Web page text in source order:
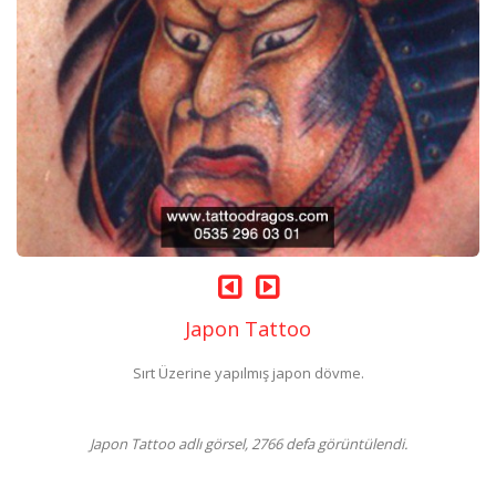
Japon Tattoo
Sırt Üzerine yapılmış japon dövme.
Japon Tattoo adlı görsel, 2766 defa görüntülendi.